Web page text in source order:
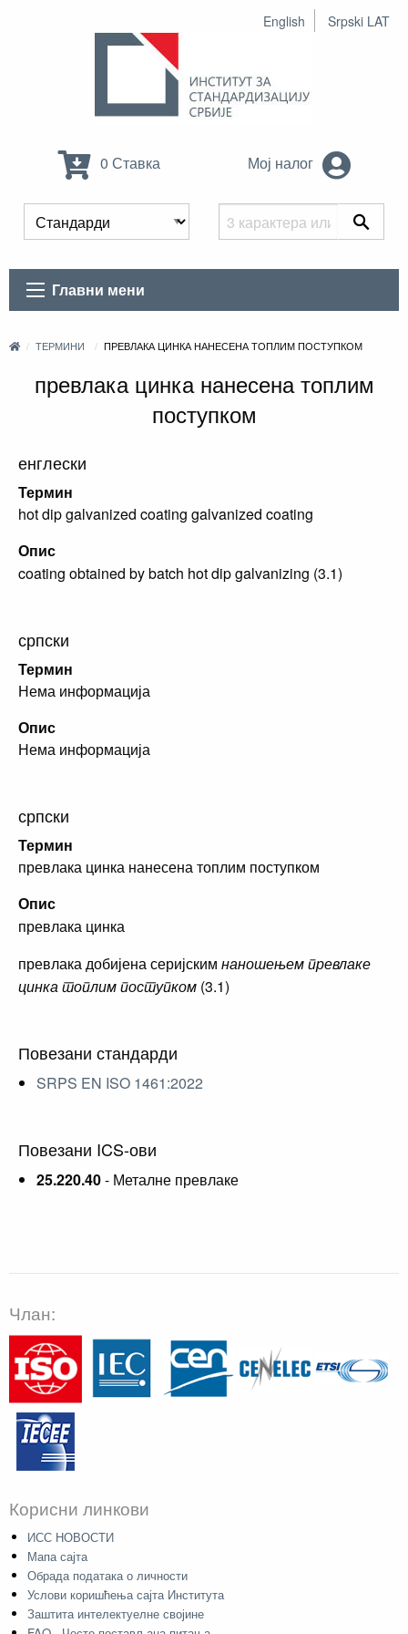
English Srpski LAT
0 Ставка Мој налог
Главни мени
ТЕРМИНИ ПРЕВЛАКА ЦИНКА НАНЕСЕНА ТОПЛИМ ПОСТУПКОМ
превлака цинка нанесена топлим
поступком
енглески
Термин
hot dip galvanized coating galvanized coating
Опис
coating obtained by batch hot dip galvanizing (3.1)
српски
Термин
Нема информација
Опис
Нема информација
српски
Термин
превлака цинка нанесена топлим поступком
Опис
превлака цинка
превлака добијена серијским наношењем превлаке
цинка топлим поступком (3.1)
Повезани стандарди
SRPS EN ISO 1461:2022
Повезани ICS-ови
25.220.40- Металне превлаке
Члан:
Корисни линкови
ИСС НОВОСТИ
Мапа сајта
Обрада података о личности
Услови коришћења сајта Института
Заштита интелектуелне својине